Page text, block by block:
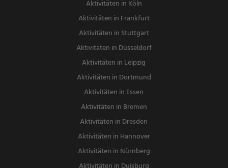
Aktivitäten in Köln
Aktivitäten in Frankfurt
Aktivitäten in Stuttgart
Aktivitäten in Düsseldorf
Aktivitäten in Leipzig
Aktivitäten in Dortmund
Aktivitäten in Essen
Aktivitäten in Bremen
Aktivitäten in Dresden
Aktivitäten in Hannover
Aktivitäten in Nürnberg